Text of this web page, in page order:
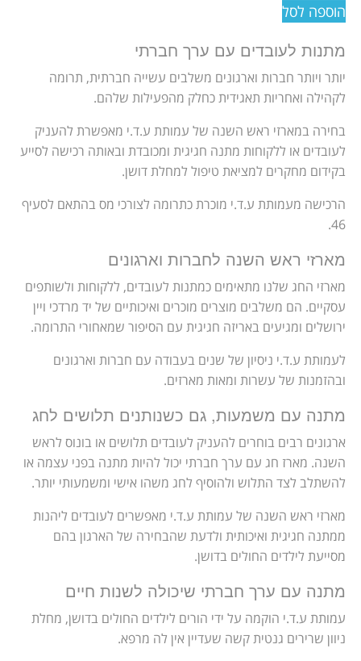
הוספה לסל
מתנות לעובדים עם ערך חברתי
יותר ויותר חברות וארגונים משלבים עשייה חברתית, תרומה
לקהילה ואחריות תאגידית כחלק מהפעילות שלהם.
בחירה במארזי ראש השנה של עמותת ע.ד.י מאפשרת להעניק
לעובדים או ללקוחות מתנה חגיגית ומכובדת ובאותה רכישה לסייע
בקידום מחקרים למציאת טיפול למחלת דושן.
הרכישה מעמותת ע.ד.י מוכרת כתרומה לצורכי מס בהתאם לסעיף
46.
מארזי ראש השנה לחברות וארגונים
מארזי החג שלנו מתאימים כמתנות לעובדים, ללקוחות ולשותפים
עסקיים. הם משלבים מוצרים מוכרים ואיכותיים של יד מרדכי ויין
ירושלים ומגיעים באריזה חגיגית עם הסיפור שמאחורי התרומה.
לעמותת ע.ד.י ניסיון של שנים בעבודה עם חברות וארגונים
ובהזמנות של עשרות ומאות מארזים.
מתנה עם משמעות, גם כשנותנים תלושים לחג
ארגונים רבים בוחרים להעניק לעובדים תלושים או בונוס לראש
השנה. מארז חג עם ערך חברתי יכול להיות מתנה בפני עצמה או
להשתלב לצד התלוש ולהוסיף לחג משהו אישי ומשמעותי יותר.
מארזי ראש השנה של עמותת ע.ד.י מאפשרים לעובדים ליהנות
ממתנה חגיגית ואיכותית ולדעת שהבחירה של הארגון בהם
מסייעת לילדים החולים בדושן.
מתנה עם ערך חברתי שיכולה לשנות חיים
עמותת ע.ד.י הוקמה על ידי הורים לילדים החולים בדושן, מחלת
ניוון שרירים גנטית קשה שעדיין אין לה מרפא.